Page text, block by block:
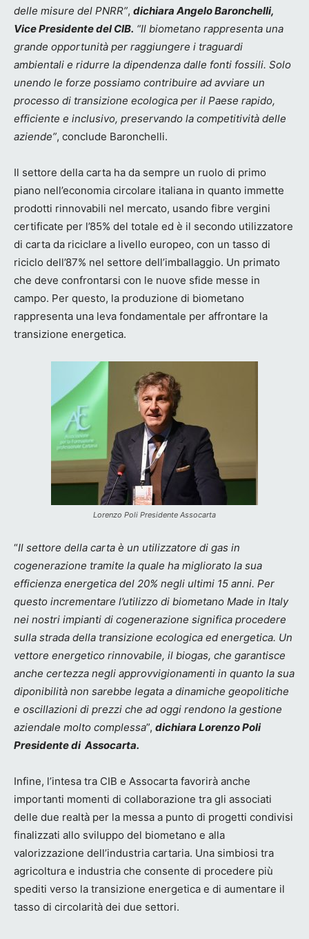
delle misure del PNRR”, dichiara Angelo Baronchelli,
Vice Presidente del CIB. “Il biometano rappresenta una
grande opportunità per raggiungere i traguardi
ambientali e ridurre la dipendenza dalle fonti fossili. Solo
unendo le forze possiamo contribuire ad avviare un
processo di transizione ecologica per il Paese rapido,
efficiente e inclusivo, preservando la competitività delle
aziende”, conclude Baronchelli.
Il settore della carta ha da sempre un ruolo di primo
piano nell’economia circolare italiana in quanto immette
prodotti rinnovabili nel mercato, usando fibre vergini
certificate per l’85% del totale ed è il secondo utilizzatore
di carta da riciclare a livello europeo, con un tasso di
riciclo dell’87% nel settore dell’imballaggio. Un primato
che deve confrontarsi con le nuove sfide messe in
campo. Per questo, la produzione di biometano
rappresenta una leva fondamentale per affrontare la
transizione energetica.
Lorenzo Poli Presidente Assocarta
“Il settore della carta è un utilizzatore di gas in
cogenerazione tramite la quale ha migliorato la sua
efficienza energetica del 20% negli ultimi 15 anni. Per
questo incrementare l’utilizzo di biometano Made in Italy
nei nostri impianti di cogenerazione significa procedere
sulla strada della transizione ecologica ed energetica. Un
vettore energetico rinnovabile, il biogas, che garantisce
anche certezza negli approvvigionamenti in quanto la sua
diponibilità non sarebbe legata a dinamiche geopolitiche
e oscillazioni di prezzi che ad oggi rendono la gestione
aziendale molto complessa”, dichiara Lorenzo Poli
Presidente di Assocarta.
Infine, l’intesa tra CIB e Assocarta favorirà anche
importanti momenti di collaborazione tra gli associati
delle due realtà per la messa a punto di progetti condivisi
finalizzati allo sviluppo del biometano e alla
valorizzazione dell’industria cartaria. Una simbiosi tra
agricoltura e industria che consente di procedere più
spediti verso la transizione energetica e di aumentare il
tasso di circolarità dei due settori.